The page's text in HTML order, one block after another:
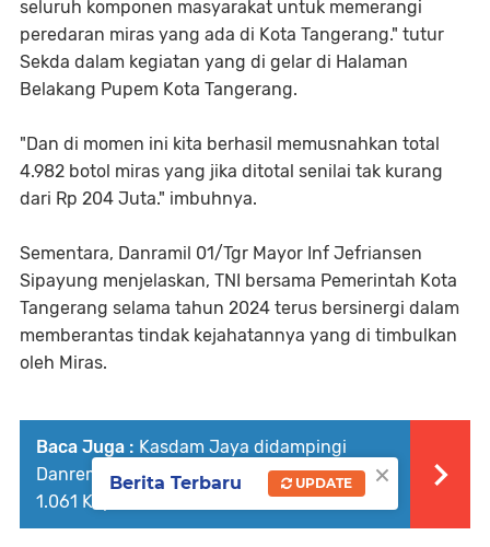
seluruh komponen masyarakat untuk memerangi
peredaran miras yang ada di Kota Tangerang." tutur
Sekda dalam kegiatan yang di gelar di Halaman
Belakang Pupem Kota Tangerang.
"Dan di momen ini kita berhasil memusnahkan total
4.982 botol miras yang jika ditotal senilai tak kurang
dari Rp 204 Juta." imbuhnya.
Sementara, Danramil 01/Tgr Mayor Inf Jefriansen
Sipayung menjelaskan, TNI bersama Pemerintah Kota
Tangerang selama tahun 2024 terus bersinergi dalam
memberantas tindak kejahatannya yang di timbulkan
oleh Miras.
Baca Juga : Kasdam Jaya didampingi
Danrem 052/Wkr Hadiri Operasionalisasi
1.061 Koperasi Merah Putih di KMP Ciakar
×
Berita Terbaru UPDATE